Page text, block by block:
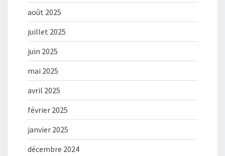
août 2025
juillet 2025
juin 2025
mai 2025
avril 2025
février 2025
janvier 2025
décembre 2024